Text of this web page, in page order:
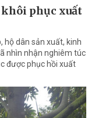
khôi phục xuất
hộ dân sản xuất, kinh
nhìn nhận nghiêm túc
được phục hồi xuất